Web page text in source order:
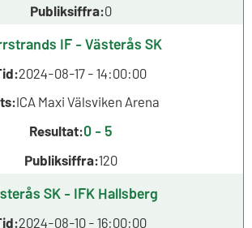
Publiksiffra:0
IF - Västerås SK
2024-08-17 - 14:00:00
ICA Maxi Välsviken Arena
Resultat:0 - 5
Publiksiffra:120
SK - IFK Hallsberg
2024-08-10 - 16:00:00